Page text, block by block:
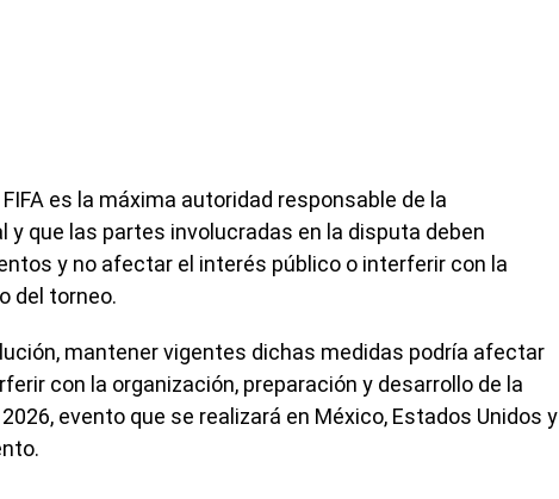
es la máxima autoridad responsable de la
y que las partes involucradas en la disputa deben
y no afectar el interés público o interferir con la
del torneo.
mantener vigentes dichas medidas podría afectar
con la organización, preparación y desarrollo de la
evento que se realizará en México, Estados Unidos y